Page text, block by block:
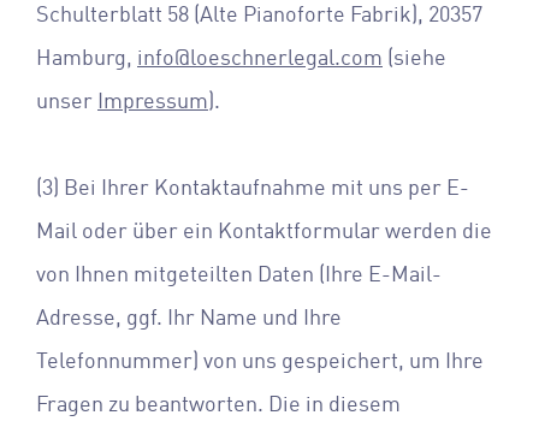
Schulterblatt 58 (Alte Pianoforte Fabrik), 20357
Hamburg, info@loeschnerlegal.com (siehe
unser Impressum).
(3) Bei Ihrer Kontaktaufnahme mit uns per E-
Mail oder über ein Kontaktformular werden die
von Ihnen mitgeteilten Daten (Ihre E-Mail-
Adresse, ggf. Ihr Name und Ihre
Telefonnummer) von uns gespeichert, um Ihre
Fragen zu beantworten. Die in diesem